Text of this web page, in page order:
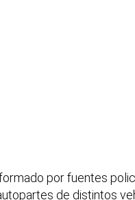
por fuentes
de distintos